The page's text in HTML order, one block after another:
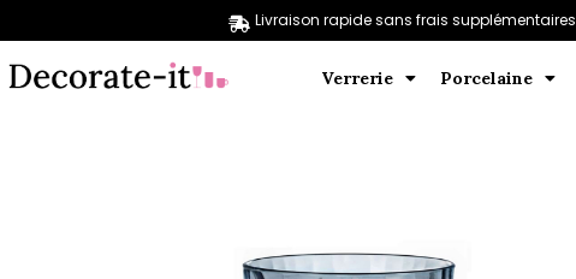
Livraison rapide sans frais supplémentaires
Verrerie Porcelaine